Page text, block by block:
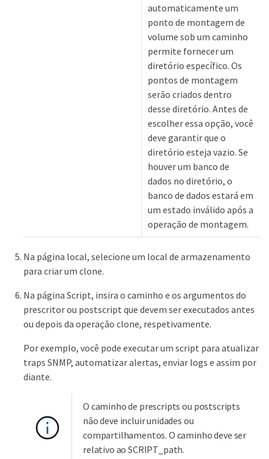
automaticamente um
ponto de montagem de
volume sob um caminho
permite fornecer um
diretório específico. Os
pontos de montagem
serão criados dentro
desse diretório. Antes de
escolher essa opção, você
deve garantir que o
diretório esteja vazio. Se
houver um banco de
dados no diretório, o
banco de dados estará em
um estado inválido após a
operação de montagem.
Na página local, selecione um local de armazenamento
para criar um clone.
Na página Script, insira o caminho e os argumentos do
prescritor ou postscript que devem ser executados antes
ou depois da operação clone, respetivamente.
Por exemplo, você pode executar um script para atualizar
traps SNMP, automatizar alertas, enviar logs e assim por
diante.
O caminho de prescripts ou postscripts
não deve incluir unidades ou
compartilhamentos. O caminho deve ser
relativo ao SCRIPT_path.